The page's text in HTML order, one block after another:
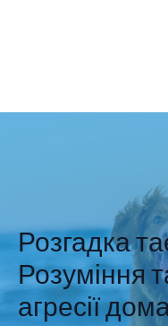
Розгадка
Розуміння
агресії